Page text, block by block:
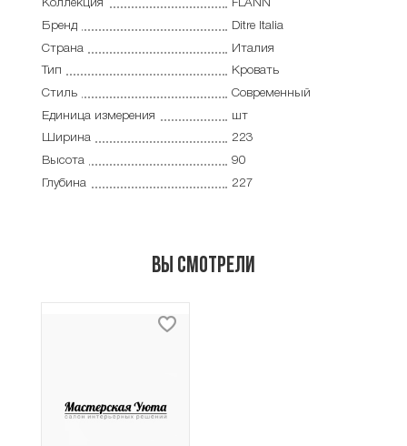
Коллекция
FLANN
Бренд
Ditre Italia
Страна
Италия
Тип
Кровать
Стиль
Современный
Единица измерения
шт
Ширина
223
Высота
90
Глубина
227
Вы смотрели